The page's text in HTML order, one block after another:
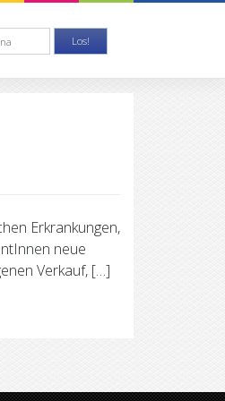
Erkrankungen,
neue
Verkauf, […]